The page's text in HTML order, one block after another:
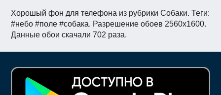
Хорошый фон для телефона из рубрики Собаки. Теги:
#небо #поле #собака. Разрешение обоев 2560x1600.
Данные обои скачали 702 раза.